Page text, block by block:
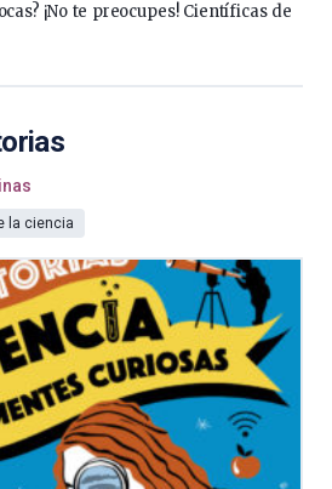
¡No te preocupes! Científicas de
la ciencia